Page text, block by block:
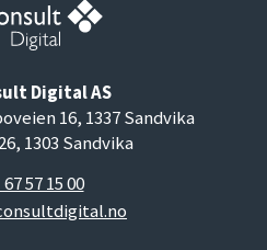
Digital AS
16, 1337 Sandvika
1303 Sandvika
57 15 00